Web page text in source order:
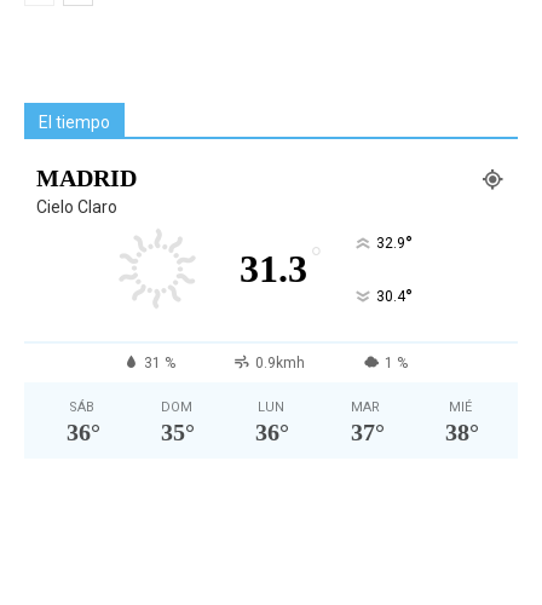
El tiempo
MADRID
Cielo Claro
31.3 ° 32.9°
30.4°
31 % 0.9kmh 1 %
SÁB
36°
DOM
35°
LUN
36°
MAR
37°
MIÉ
38°